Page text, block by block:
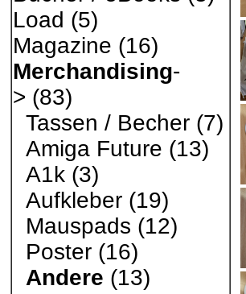
Load (5)
Magazine (16)
Merchandising-
> (83)
Tassen / Becher (7)
Amiga Future (13)
A1k (3)
Aufkleber (19)
Mauspads (12)
Poster (16)
Andere (13)